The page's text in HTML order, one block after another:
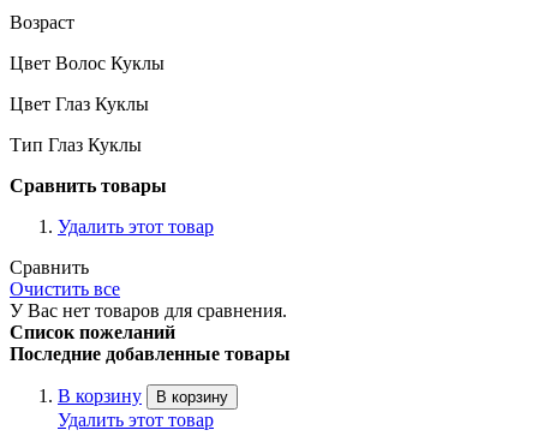
Возраст
Цвет Волос Куклы
Цвет Глаз Куклы
Тип Глаз Куклы
Сравнить товары
Удалить этот товар
Сравнить
Очистить все
У Вас нет товаров для сравнения.
Список пожеланий
Последние добавленные товары
В корзину В корзину
Удалить этот товар